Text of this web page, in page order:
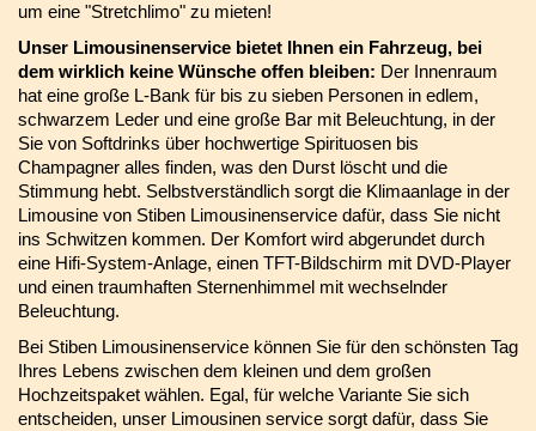
um eine "Stretchlimo" zu mieten!
Unser Limousinenservice bietet Ihnen ein Fahrzeug, bei
dem wirklich keine Wünsche offen bleiben: Der Innenraum
hat eine große L-Bank für bis zu sieben Personen in edlem,
schwarzem Leder und eine große Bar mit Beleuchtung, in der
Sie von Softdrinks über hochwertige Spirituosen bis
Champagner alles finden, was den Durst löscht und die
Stimmung hebt. Selbstverständlich sorgt die Klimaanlage in der
Limousine von Stiben Limousinenservice dafür, dass Sie nicht
ins Schwitzen kommen. Der Komfort wird abgerundet durch
eine Hifi-System-Anlage, einen TFT-Bildschirm mit DVD-Player
und einen traumhaften Sternenhimmel mit wechselnder
Beleuchtung.
Bei Stiben Limousinenservice können Sie für den schönsten Tag
Ihres Lebens zwischen dem kleinen und dem großen
Hochzeitspaket wählen. Egal, für welche Variante Sie sich
entscheiden, unser Limousinen service sorgt dafür, dass Sie